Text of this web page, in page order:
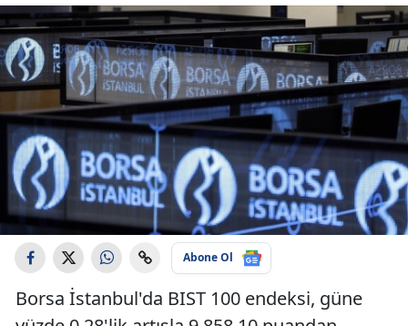
Abone Ol
Borsa İstanbul'da BIST 100 endeksi, güne